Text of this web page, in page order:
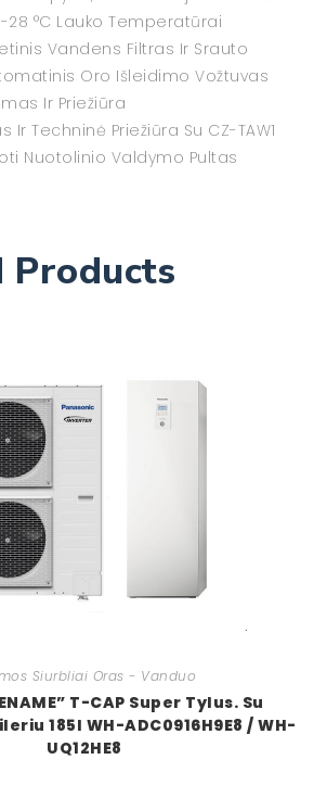
28 °C Lauko Temperatūrai
Vandens Filtras Ir Srauto
Oro Išleidimo Vožtuvas
Ir Priežiūra
Ir Techninė Priežiūra Su CZ-TAW1
Nuotolinio Valdymo Pultas
Products
Siurbliai Oras - Vanduo
T-CAP Super Tylus. Su
185l WH-ADC0916H9E8 / WH-
UQ12HE8